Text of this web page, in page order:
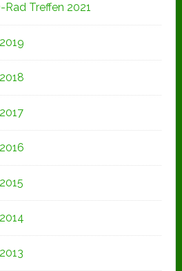
Treffen 2021